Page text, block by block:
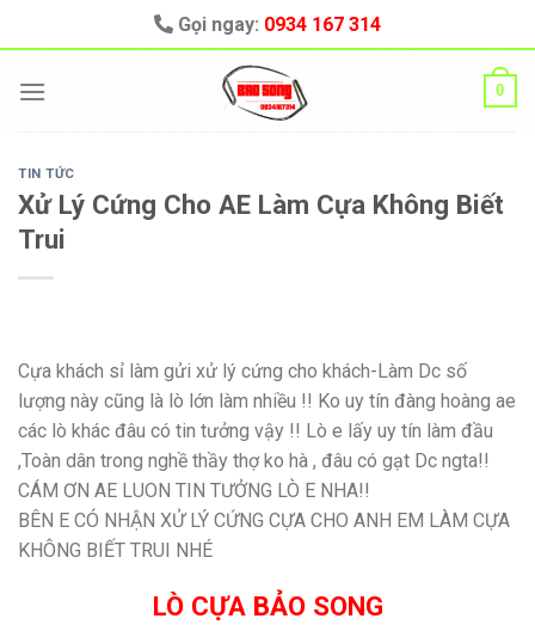
to
Gọi ngay: 0934 167 314
0
TIN TỨC
Xử Lý Cứng Cho AE Làm Cựa Không Biết
Trui
Cựa khách sỉ làm gửi xử lý cứng cho khách-Làm Dc số
lượng này cũng là lò lớn làm nhiều !! Ko uy tín đàng hoàng ae
các lò khác đâu có tin tưởng vậy !! Lò e lấy uy tín làm đầu
,Toàn dân trong nghề thầy thợ ko hà , đâu có gạt Dc ngta!!
CÁM ƠN AE LUON TIN TƯỞNG LÒ E NHA!!
BÊN E CÓ NHẬN XỬ LÝ CỨNG CỰA CHO ANH EM LÀM CỰA
KHÔNG BIẾT TRUI NHÉ
LÒ CỰA BẢO SONG